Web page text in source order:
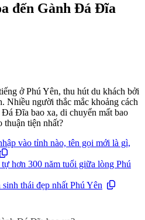
đến Gành Đá Đĩa
ở Phú Yên, thu hút du khách bởi
Nhiều người thắc mắc khoảng cách
Đĩa bao xa, di chuyển mất bao
thuận tiện nhất?
vào tỉnh nào, tên gọi mới là gì,
hơn 300 năm tuổi giữa lòng Phú
thái đẹp nhất Phú Yên